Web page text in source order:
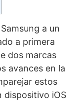
a un
a primera
dos marcas
avances en‍ la
estos
dispositivo iOS